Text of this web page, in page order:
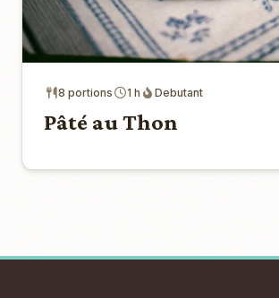
8 portions 1 h Debutant
Pâté au Thon